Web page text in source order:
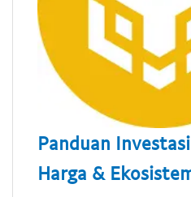
Panduan
Harga &